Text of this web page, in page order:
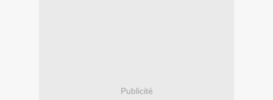
Publicité